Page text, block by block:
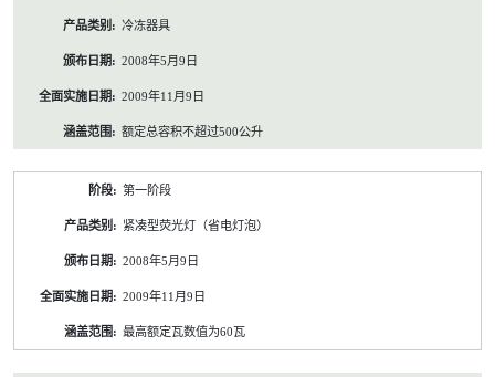
冷冻器具
2008年5月9日
2009年11月9日
额定总容积不超过500公升
第一阶段
紧凑型荧光灯（省电灯泡）
2008年5月9日
2009年11月9日
最高额定瓦数值为60瓦